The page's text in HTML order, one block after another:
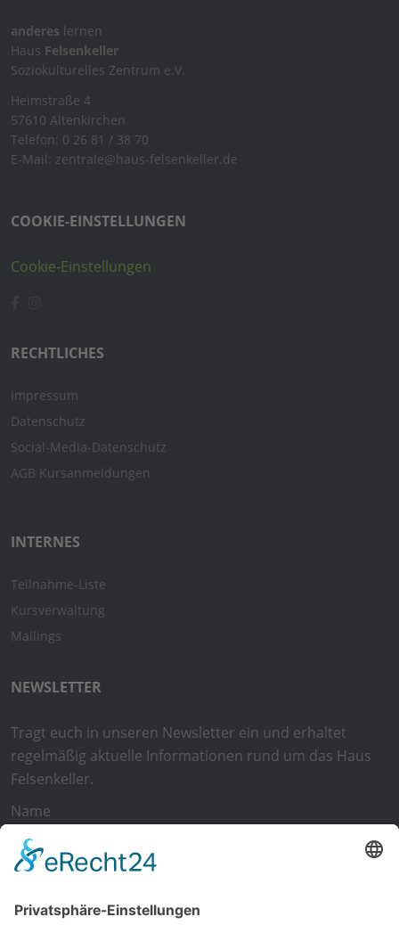
anderes lernen
Haus Felsenkeller
Soziokulturelles Zentrum e.V.
Heimstraße 4
57610 Altenkirchen
Telefon: 0 26 81 / 38 70
E-Mail: zentrale@haus-felsenkeller.de
COOKIE-EINSTELLUNGEN
Cookie-Einstellungen
RECHTLICHES
Impressum
Datenschutz
Social-Media-Datenschutz
AGB Kursanmeldungen
INTERNES
Teilnahme-Liste
Kursverwaltung
Mailings
NEWSLETTER
Tragt euch in unseren Newsletter ein und erhaltet
regelmäßig aktuelle Informationen rund um das Haus
Felsenkeller.
Name
E-Mail